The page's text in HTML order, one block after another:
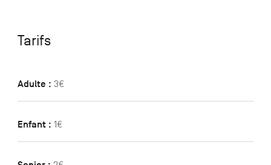
Tarifs
Adulte : 3€
Enfant : 1€